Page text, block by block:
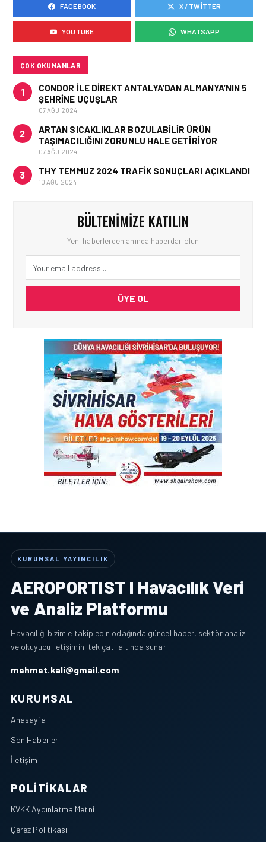
HAVACILIK • 05 AĞU 2026
ÇELEBI HAVACILIK
MACARISTAN’DAN
BUDAPEŞTE GÖNÜLLÜ
FACEBOOK X / TWITTER
YOUTUBE WHATSAPP
ÇOK OKUNANLAR
1
CONDOR ILE DIREKT ANTALYA’DAN ALMANYA’NIN 5
ŞEHRINE UÇUŞLAR
07 AĞU 2024
2
ARTAN SICAKLIKLAR BOZULABILIR ÜRÜN
TAŞIMACILIĞINI ZORUNLU HALE GETIRIYOR
07 AĞU 2024
3 THY TEMMUZ 2024 TRAFIK SONUÇLARI AÇIKLANDI
10 AĞU 2024
BÜLTENIMIZE KATILIN
Yeni haberlerden anında haberdar olun
ÜYE OL
KURUMSAL YAYINCILIK
AEROPORTIST I Havacılık Veri
ve Analiz Platformu
Havacılığı bizimle takip edin odağında güncel haber, sektör analizi
ve okuyucu iletişimini tek çatı altında sunar.
mehmet.kali@gmail.com
KURUMSAL
Anasayfa
Son Haberler
İletişim
POLITIKALAR
KVKK Aydınlatma Metni
Çerez Politikası